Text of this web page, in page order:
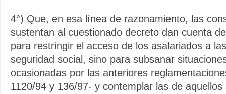
4°) Que, en esa línea de razonamiento, las
sustentan al cuestionado decreto dan cuenta
para restringir el acceso de los asalariados a
seguridad social, sino para subsanar
ocasionadas por las anteriores
1120/94 y 136/97- y contemplar las de